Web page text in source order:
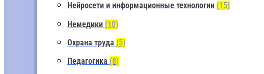
Нейросети и информационные технологии (15)
Немедики (10)
Охрана труда (5)
Педагогика (8)